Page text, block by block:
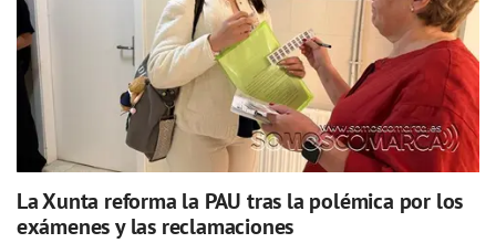
La Xunta reforma la PAU tras la polémica por los
exámenes y las reclamaciones